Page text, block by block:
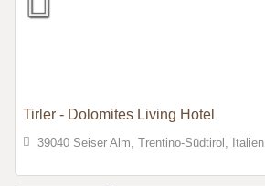
Tirler - Dolomites Living Hotel
39040 Seiser Alm, Trentino-Südtirol, Italien